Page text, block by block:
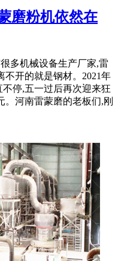
磨粉机依然在
多机械设备生产厂家,雷
不开的就是钢材。2021年
停,五一过后再次迎来狂
。河南雷蒙磨的老板们,刚